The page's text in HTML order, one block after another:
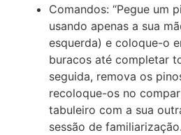
Comandos: “Pegue um
usando apenas a sua
esquerda) e coloque-o
buracos até completar
seguida, remova os
recoloque-os no
tabuleiro com a sua
sessão de